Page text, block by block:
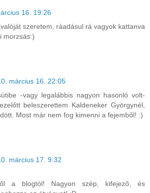
16. 19:26
szeretem, ráadásul rá vagyok kattanva
morzsás:)
március 16. 22:05
-vagy legalábbis nagyon hasonló volt-
beleszerettem Kaldeneker Györgynél,
Most már nem fog kimenni a fejemből! :)
március 17. 9:32
a blogtól! Nagyon szép, kifejező, és